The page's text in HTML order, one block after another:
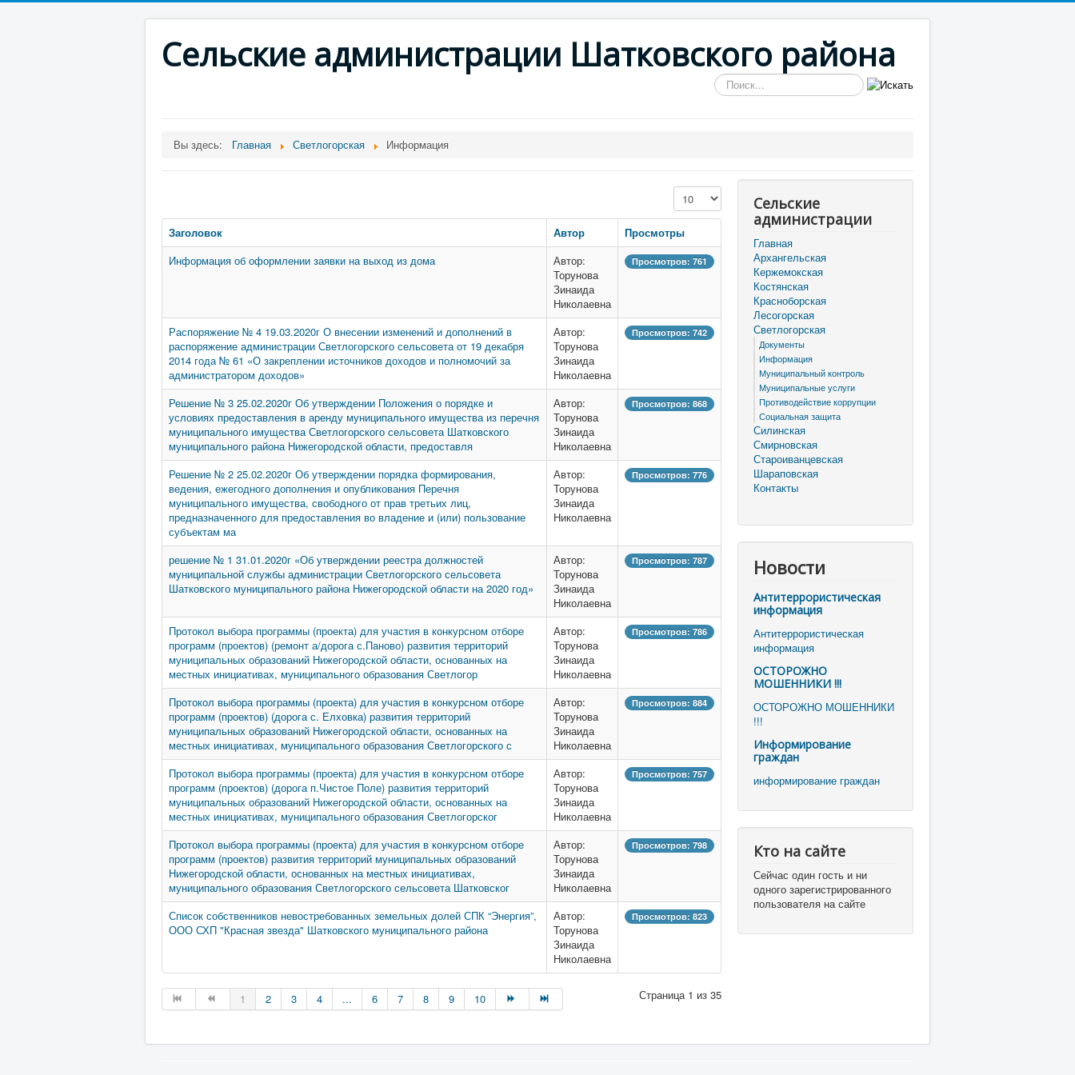
Сельские администрации Шатковского района
Искать...
Вы здесь: Главная Светлогорская Информация
Кол-во строк:
Заголовок Автор
Просмотры
Информация об оформлении заявки на выход из дома
Автор:
Торунова
Зинаида
Николаевна
Просмотров: 761
Распоряжение № 4 19.03.2020г О внесении изменений и дополнений в
распоряжение администрации Светлогорского сельсовета от 19 декабря
2014 года № 61 «О закреплении источников доходов и полномочий за
администратором доходов»
Автор:
Торунова
Зинаида
Николаевна
Просмотров: 742
Решение № 3 25.02.2020г Об утверждении Положения о порядке и
условиях предоставления в аренду муниципального имущества из перечня
муниципального имущества Светлогорского сельсовета Шатковского
муниципального района Нижегородской области, предоставля
Автор:
Торунова
Зинаида
Николаевна
Просмотров: 868
Решение № 2 25.02.2020г Об утверждении порядка формирования,
ведения, ежегодного дополнения и опубликования Перечня
муниципального имущества, свободного от прав третьих лиц,
предназначенного для предоставления во владение и (или) пользование
субъектам ма
Автор:
Торунова
Зинаида
Николаевна
Просмотров: 776
решение № 1 31.01.2020г «Об утверждении реестра должностей
муниципальной службы администрации Светлогорского сельсовета
Шатковского муниципального района Нижегородской области на 2020 год»
Автор:
Торунова
Зинаида
Николаевна
Просмотров: 787
Протокол выбора программы (проекта) для участия в конкурсном отборе
программ (проектов) (ремонт а/дорога с.Паново) развития территорий
муниципальных образований Нижегородской области, основанных на
местных инициативах, муниципального образования Светлогор
Автор:
Торунова
Зинаида
Николаевна
Просмотров: 786
Протокол выбора программы (проекта) для участия в конкурсном отборе
программ (проектов) (дорога с. Елховка) развития территорий
муниципальных образований Нижегородской области, основанных на
местных инициативах, муниципального образования Светлогорского с
Автор:
Торунова
Зинаида
Николаевна
Просмотров: 884
Протокол выбора программы (проекта) для участия в конкурсном отборе
программ (проектов) (дорога п.Чистое Поле) развития территорий
муниципальных образований Нижегородской области, основанных на
местных инициативах, муниципального образования Светлогорског
Автор:
Торунова
Зинаида
Николаевна
Просмотров: 757
Протокол выбора программы (проекта) для участия в конкурсном отборе
программ (проектов) развития территорий муниципальных образований
Нижегородской области, основанных на местных инициативах,
муниципального образования Светлогорского сельсовета Шатковског
Автор:
Торунова
Зинаида
Николаевна
Просмотров: 798
Список собственников невостребованных земельных долей СПК “Энергия”,
ООО СХП "Красная звезда" Шатковского муниципального района
Автор:
Торунова
Зинаида
Николаевна
Просмотров: 823
Страница 1 из 35
1 2 3 4 ... 6 7 8 9 10
Сельские
администрации
Главная
Архангельская
Кержемокская
Костянская
Красноборская
Лесогорская
Светлогорская
Документы
Информация
Муниципальный контроль
Муниципальные услуги
Противодействие коррупции
Социальная защита
Силинская
Смирновская
Староиванцевская
Шараповская
Контакты
Новости
Антитеррористическая
информация
Антитеррористическая
информация
ОСТОРОЖНО
МОШЕННИКИ !!!
ОСТОРОЖНО МОШЕННИКИ
!!!
Информирование
граждан
информирование граждан
Кто на сайте
Сейчас один гость и ни
одного зарегистрированного
пользователя на сайте